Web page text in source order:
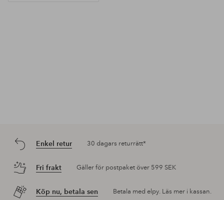
Enkel retur 30 dagars returrätt*
Fri frakt Gäller för postpaket över 599 SEK
Köp nu, betala sen Betala med elpy. Läs mer i kassan.